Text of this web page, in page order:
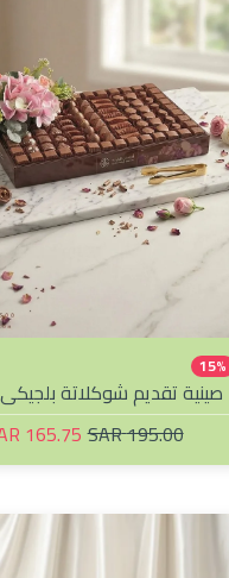
15%
صينية تقديم شوكلاتة
ورد زاوية195.00 SAR
165.75 SAR